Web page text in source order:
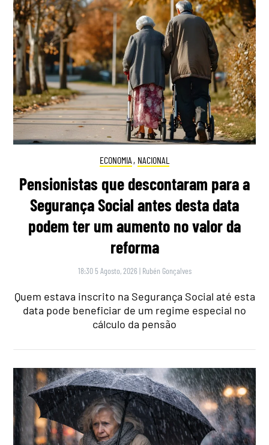
ECONOMIA , NACIONAL
Pensionistas que descontaram para a
Segurança Social antes desta data
podem ter um aumento no valor da
reforma
18:30 5 Agosto, 2026 | Rubén Gonçalves
Quem estava inscrito na Segurança Social até esta
data pode beneficiar de um regime especial no
cálculo da pensão